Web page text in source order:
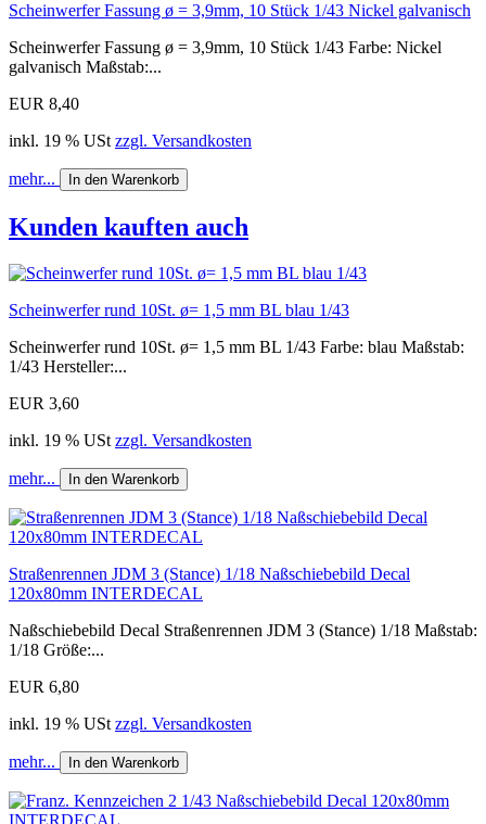
Scheinwerfer Fassung ø = 3,9mm, 10 Stück 1/43 Nickel galvanisch
Scheinwerfer Fassung ø = 3,9mm, 10 Stück 1/43 Farbe: Nickel
galvanisch Maßstab:...
EUR 8,40
inkl. 19 % USt zzgl. Versandkosten
mehr... In den Warenkorb
Kunden kauften auch
Scheinwerfer rund 10St. ø= 1,5 mm BL blau 1/43
Scheinwerfer rund 10St. ø= 1,5 mm BL 1/43 Farbe: blau Maßstab:
1/43 Hersteller:...
EUR 3,60
inkl. 19 % USt zzgl. Versandkosten
mehr... In den Warenkorb
Straßenrennen JDM 3 (Stance) 1/18 Naßschiebebild Decal
120x80mm INTERDECAL
Naßschiebebild Decal Straßenrennen JDM 3 (Stance) 1/18 Maßstab:
1/18 Größe:...
EUR 6,80
inkl. 19 % USt zzgl. Versandkosten
mehr... In den Warenkorb